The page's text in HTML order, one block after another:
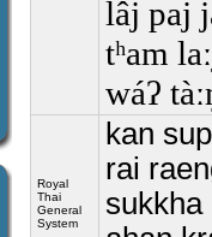
lâj paj
tʰam
wáʔ
Royal
Thai
General
System
kan
rai
sukkha